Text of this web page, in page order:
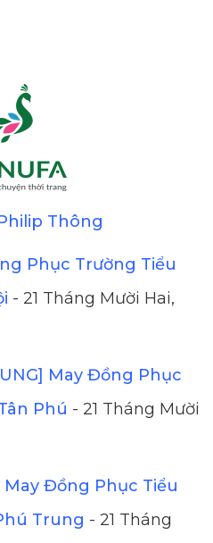
Thông
Phục Trường Tiểu
- 21 Tháng Mười Hai,
May Đồng Phục
Phú - 21 Tháng Mười
May Đồng Phục Tiểu
Trung - 21 Tháng